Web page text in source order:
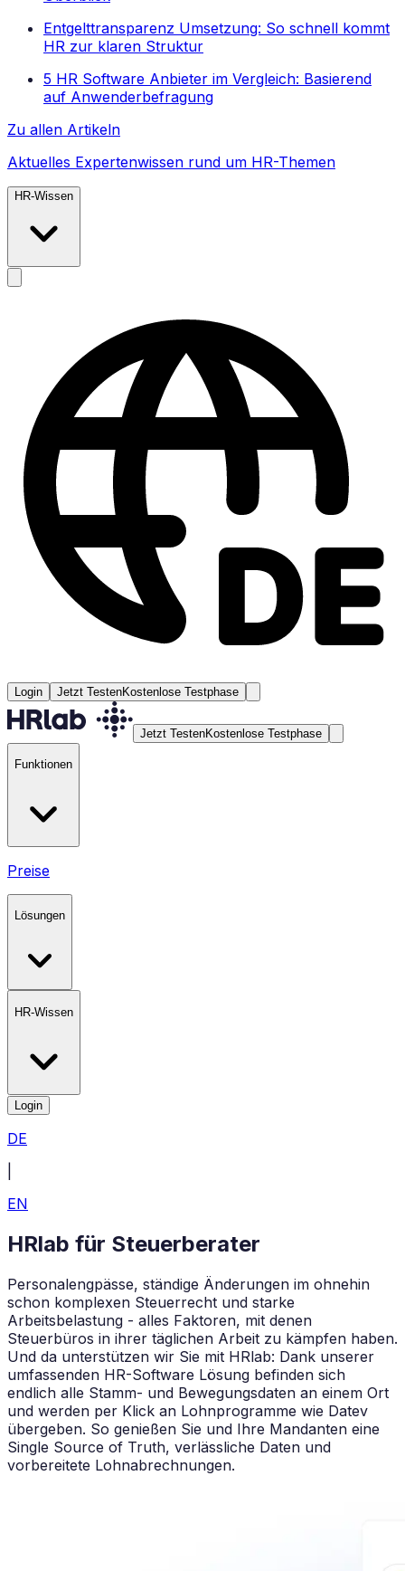
Entgelttransparenz Umsetzung: So schnell kommt
HR zur klaren Struktur
5 HR Software Anbieter im Vergleich: Basierend
auf Anwenderbefragung
Zu allen Artikeln
Aktuelles Expertenwissen rund um HR-Themen
HR-Wissen
Login Jetzt TestenKostenlose Testphase
Jetzt TestenKostenlose Testphase
Funktionen
Preise
Lösungen
HR-Wissen
Login
DE
EN
HRlab für Steuerberater
Personalengpässe, ständige Änderungen im ohnehin
schon komplexen Steuerrecht und starke
Arbeitsbelastung - alles Faktoren, mit denen
Steuerbüros in ihrer täglichen Arbeit zu kämpfen haben.
Und da unterstützen wir Sie mit HRlab: Dank unserer
umfassenden HR-Software Lösung befinden sich
endlich alle Stamm- und Bewegungsdaten an einem Ort
und werden per Klick an Lohnprogramme wie Datev
übergeben. So genießen Sie und Ihre Mandanten eine
Single Source of Truth, verlässliche Daten und
vorbereitete Lohnabrechnungen.